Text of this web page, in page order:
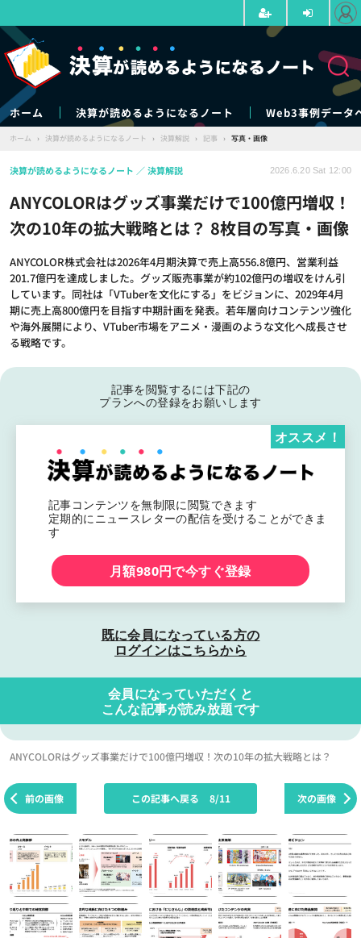
ホーム 決算が読めるようになるノート Web3事例データ
ホーム › 決算が読めるようになるノート › 決算解説 › 記事 › 写真・画像
ANYCOLORはグッズ事業だけで100億円増収！
次の10年の拡大戦略とは？ 8枚目の写真・画像
ANYCOLOR株式会社は2026年4月期決算で売上高556.8億円、営業利益
201.7億円を達成しました。グッズ販売事業が約102億円の増収をけん引
しています。同社は「VTuberを文化にする」をビジョンに、2029年4月
期に売上高800億円を目指す中期計画を発表。若年層向けコンテンツ強化
や海外展開により、VTuber市場をアニメ・漫画のような文化へ成長させ
る戦略です。
決算が読めるようになるノート 決算解説 2026.6.20 Sat 12:00
記事を閲覧するには下記の
プランへの登録をお願いします
記事コンテンツを無制限に閲覧できます
定期的にニュースレターの配信を受けることができま
す
オススメ！
月額980円で今すぐ登録
既に会員になっている方の
ログインはこちらから
会員になっていただくと
こんな記事が読み放題です
ANYCOLORはグッズ事業だけで100億円増収！次の10年の拡大戦略とは？
前の画像 次の画像
この記事へ戻る 8/11